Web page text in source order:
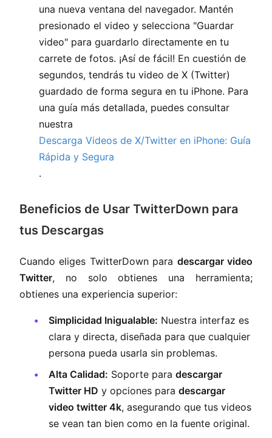
una nueva ventana del navegador. Mantén
presionado el video y selecciona "Guardar
video" para guardarlo directamente en tu
carrete de fotos. ¡Así de fácil! En cuestión de
segundos, tendrás tu video de X (Twitter)
guardado de forma segura en tu iPhone. Para
una guía más detallada, puedes consultar
nuestra
Descarga Videos de X/Twitter en iPhone: Guía
Rápida y Segura
.
Beneficios de Usar TwitterDown para
tus Descargas
Cuando eliges TwitterDown para descargar video
Twitter, no solo obtienes una herramienta;
obtienes una experiencia superior:
Simplicidad Inigualable: Nuestra interfaz es
clara y directa, diseñada para que cualquier
persona pueda usarla sin problemas.
Alta Calidad: Soporte para descargar
Twitter HD y opciones para descargar
video twitter 4k, asegurando que tus videos
se vean tan bien como en la fuente original.